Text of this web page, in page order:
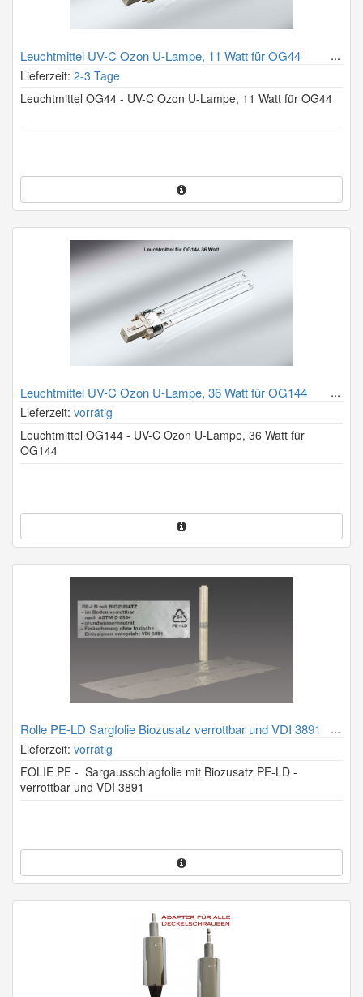
Leuchtmittel UV-C Ozon U-Lampe, 11 Watt für OG44
Geruchsvernichter
Lieferzeit: 2-3 Tage
Leuchtmittel OG44 - UV-C Ozon U-Lampe, 11 Watt für OG44
Leuchtmittel UV-C Ozon U-Lampe, 36 Watt für OG144
Geruchsvernichter
Lieferzeit: vorrätig
Leuchtmittel OG144 - UV-C Ozon U-Lampe, 36 Watt für
OG144
Rolle PE-LD Sargfolie Biozusatz verrottbar und VDI 3891
Lieferzeit: vorrätig
FOLIE PE - Sargausschlagfolie mit Biozusatz PE-LD -
verrottbar und VDI 3891